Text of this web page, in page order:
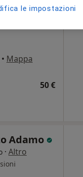
·Altro
• Mappa
50 €
Adamo
· Altro
le impostazioni